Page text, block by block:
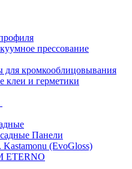
прессование
для кромкооблицовывания
клеи и герметики
Панели
(EvoGloss)
ETERNO